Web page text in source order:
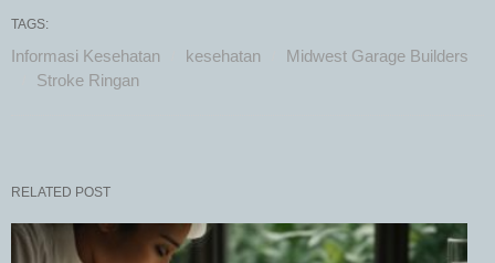
TAGS:
Informasi Kesehatan kesehatan
Midwest Garage Builders
Stroke Ringan
RELATED POST